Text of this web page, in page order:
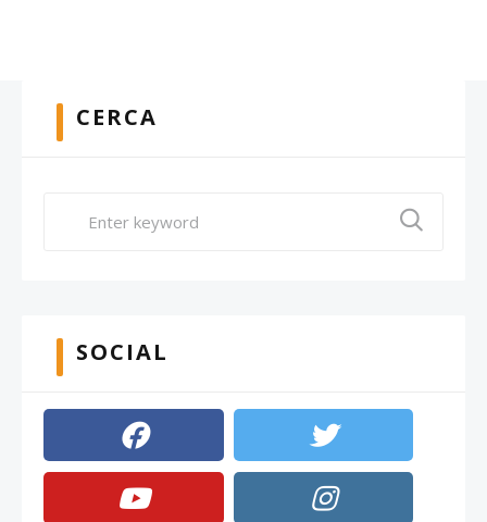
CERCA
SOCIAL